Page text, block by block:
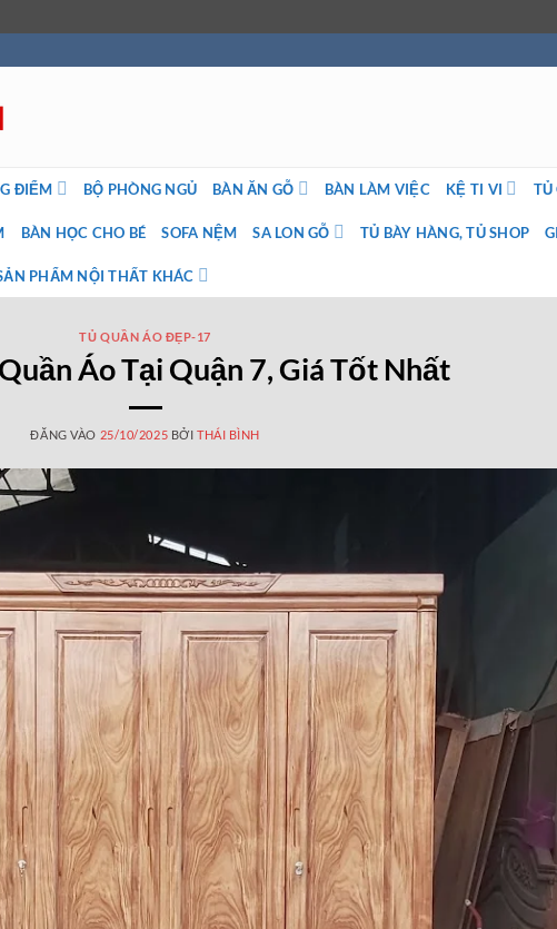
ĐIỂM BỘ PHÒNG NGỦ BÀN ĂN GỖ BÀN LÀM VIỆC KỆ TI VI TỦ
BÀN HỌC CHO BÉ SOFA NỆM SA LON GỖ TỦ BÀY HÀNG, TỦ SHOP
PHẨM NỘI THẤT KHÁC
TỦ QUẦN ÁO ĐẸP-17
Áo Tại Quận 7, Giá Tốt Nhất
ĐĂNG VÀO 25/10/2025 BỞI THÁI BÌNH